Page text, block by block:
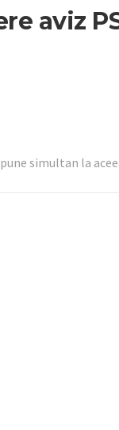
aviz
simultan la